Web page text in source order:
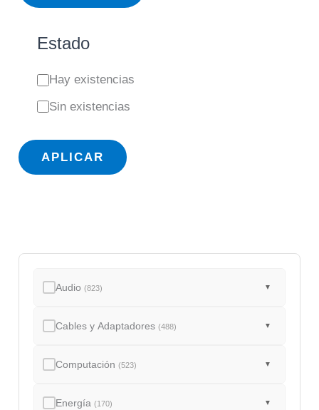
Estado
E
s
d
Hay existencias
Sin existencias
APLICAR
Audio(823) ▼
Cables y Adaptadores(488) ▼
Computación(523) ▼
Energía(170) ▼